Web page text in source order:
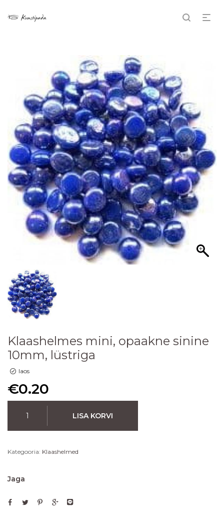
Klaashelmes mini, opaakne sinine
10mm, lüstriga
laos
€0.20
LISA KORVI
Kategooria: Klaashelmed
Jaga